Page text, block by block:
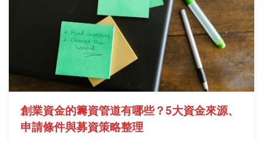
創業資金的籌資管道有哪些？5大資金來源、
申請條件與募資策略整理